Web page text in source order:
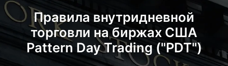
Правила внутридневной
торговли на биржах США
Pattern Day Trading ("PDT")